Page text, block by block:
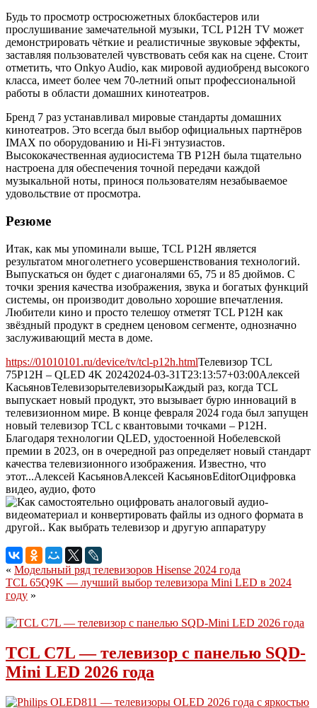
Будь то просмотр остросюжетных блокбастеров или
прослушивание замечательной музыки, TCL P12H TV может
демонстрировать чёткие и реалистичные звуковые эффекты,
заставляя пользователей чувствовать себя как на сцене. Стоит
отметить, что Onkyo Audio, как мировой аудиобренд высокого
класса, имеет более чем 70-летний опыт профессиональной
работы в области домашних кинотеатров.
Бренд 7 раз устанавливал мировые стандарты домашних
кинотеатров. Это всегда был выбор официальных партнёров
IMAX по оборудованию и Hi-Fi энтузиастов.
Высококачественная аудиосистема ТВ P12H была тщательно
настроена для обеспечения точной передачи каждой
музыкальной ноты, принося пользователям незабываемое
удовольствие от просмотра.
Резюме
Итак, как мы упоминали выше, TCL P12H является
результатом многолетнего усовершенствования технологий.
Выпускаться он будет с диагоналями 65, 75 и 85 дюймов. С
точки зрения качества изображения, звука и богатых функций
системы, он производит довольно хорошие впечатления.
Любители кино и просто телешоу отметят TCL P12H как
звёздный продукт в среднем ценовом сегменте, однозначно
заслуживающий места в доме.
https://01010101.ru/device/tv/tcl-p12h.htmlТелевизор TCL
75P12H – QLED 4K 20242024-03-31T23:13:57+03:00Алексей
КасьяновТелевизорытелевизорыКаждый раз, когда TCL
выпускает новый продукт, это вызывает бурю инноваций в
телевизионном мире. В конце февраля 2024 года был запущен
новый телевизор TCL с квантовыми точками – P12H.
Благодаря технологии QLED, удостоенной Нобелевской
премии в 2023, он в очередной раз определяет новый стандарт
качества телевизионного изображения. Известно, что
этот...Алексей КасьяновАлексей КасьяновEditorОцифровка
видео, аудио, фото
« Модельный ряд телевизоров Hisense 2024 года
TCL 65Q9K — лучший выбор телевизора Mini LED в 2024
году »
TCL C7L — телевизор с панелью SQD-
Mini LED 2026 года